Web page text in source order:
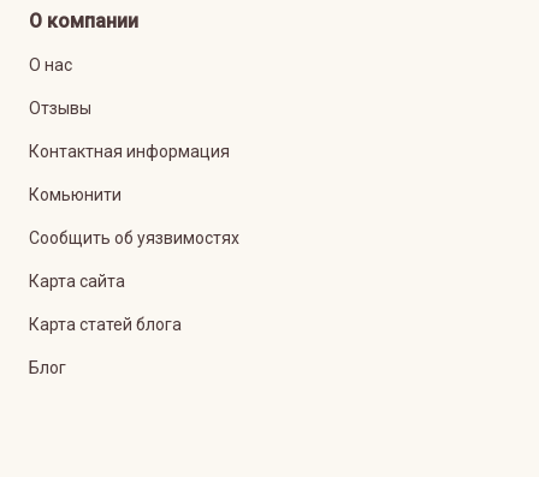
О компании
О нас
Отзывы
Контактная информация
Комьюнити
Сообщить об уязвимостях
Карта сайта
Карта статей блога
Блог